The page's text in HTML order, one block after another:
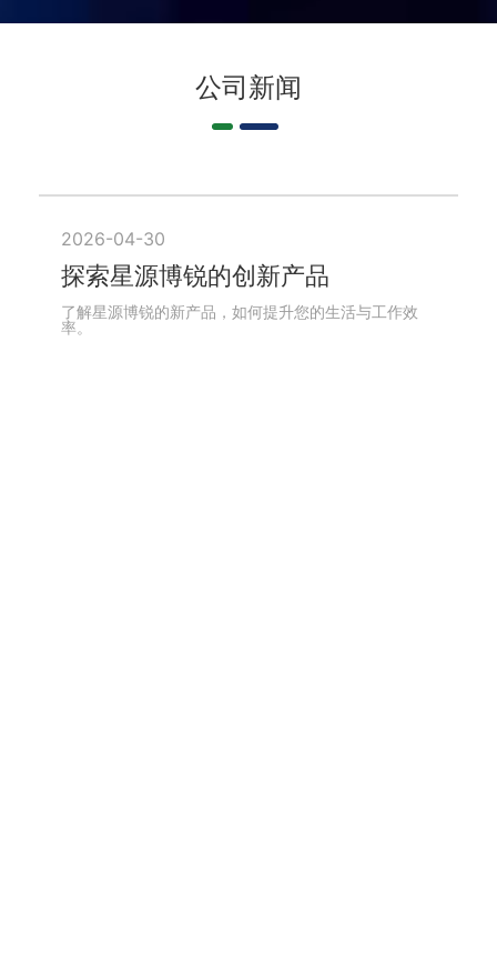
公司新闻
2026-04-30
探索星源博锐的创新产品
了解星源博锐的新产品，如何提升您的生活与工作效
率。